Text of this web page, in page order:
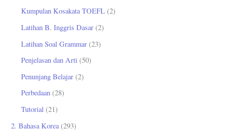
Kumpulan Kosakata TOEFL (2)
Latihan B. Inggris Dasar (2)
Latihan Soal Grammar (23)
Penjelasan dan Arti (50)
Penunjang Belajar (2)
Perbedaan (28)
Tutorial (21)
2. Bahasa Korea (293)